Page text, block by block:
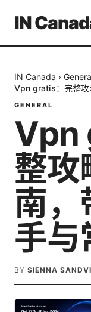
IN
IN Canada ›
Vpn gratis：完整攻
GENERAL
Vpn
整攻
南，
手与
BY SIENNA